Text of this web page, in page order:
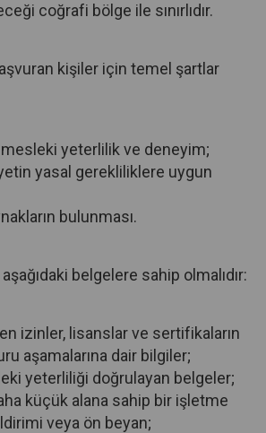
coğrafi bölge ile sınırlıdır.
kişiler için temel şartlar
yeterlilik ve deneyim;
yasal gerekliliklere uygun
bulunması.
belgelere sahip olmalıdır:
izinler, lisanslar ve sertifikaların
aşamalarına dair bilgiler;
yeterliliği doğrulayan belgeler;
küçük alana sahip bir işletme
veya ön beyan;